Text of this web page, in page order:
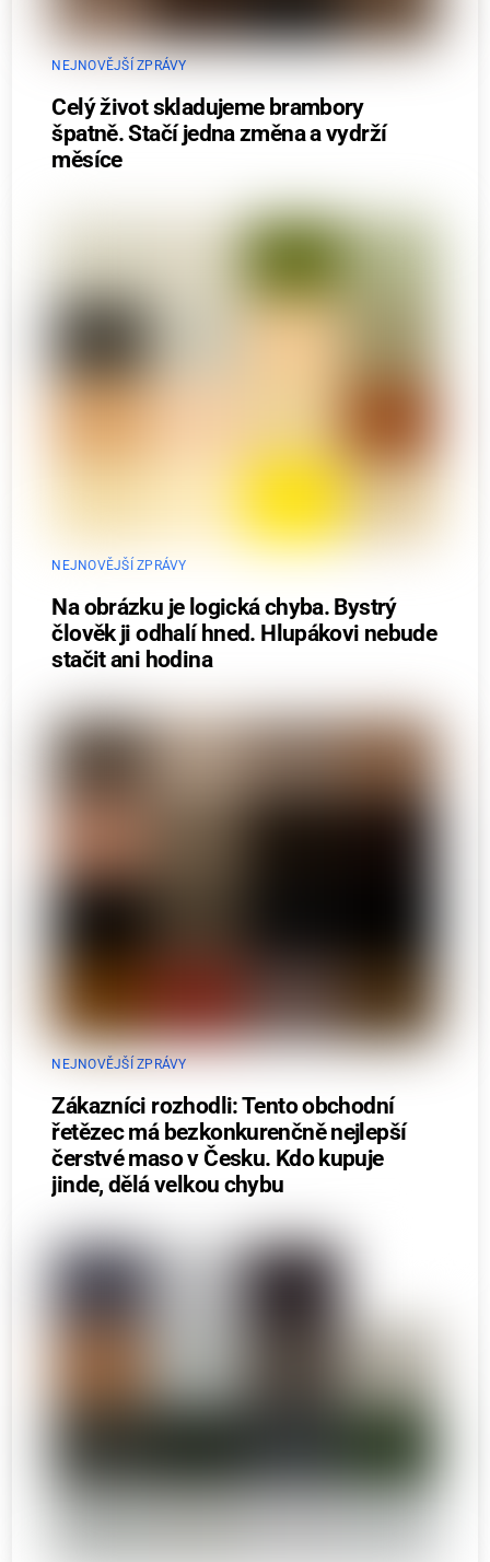
NEJNOVĚJŠÍ ZPRÁVY
Celý život skladujeme brambory
špatně. Stačí jedna změna a vydrží
měsíce
NEJNOVĚJŠÍ ZPRÁVY
Na obrázku je logická chyba. Bystrý
člověk ji odhalí hned. Hlupákovi nebude
stačit ani hodina
NEJNOVĚJŠÍ ZPRÁVY
Zákazníci rozhodli: Tento obchodní
řetězec má bezkonkurenčně nejlepší
čerstvé maso v Česku. Kdo kupuje
jinde, dělá velkou chybu